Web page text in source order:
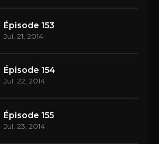
Épisode 153
Jul. 21, 2014
Épisode 154
Jul. 22, 2014
Épisode 155
Jul. 23, 2014